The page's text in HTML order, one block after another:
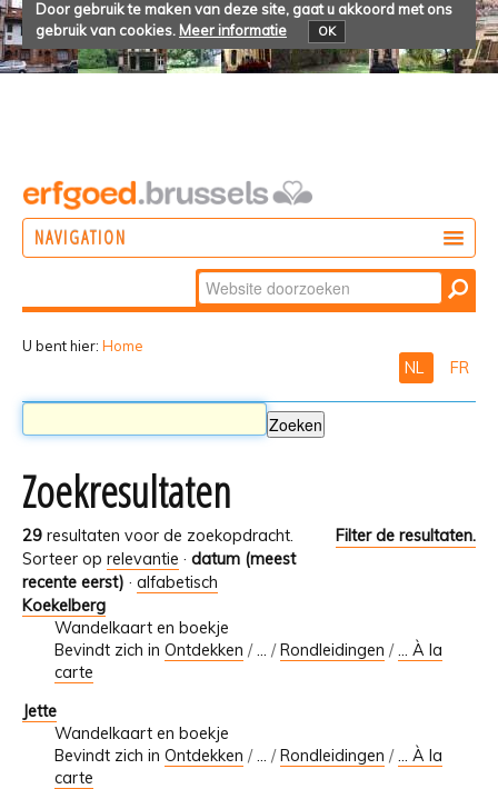
Door gebruik te maken van deze site, gaat u akkoord met ons
gebruik van cookies. Meer informatie OK
NAVIGATION
Zoek
Geavanceerd
U bent hier: Home
NL FR
Zoekresultaten
29 resultaten voor de zoekopdracht.
Filter de resultaten.
Sorteer op relevantie · datum (meest
recente eerst) · alfabetisch
Koekelberg
Wandelkaart en boekje
Bevindt zich in Ontdekken /… /Rondleidingen /... À la
carte
Jette
Wandelkaart en boekje
Bevindt zich in Ontdekken /… /Rondleidingen /... À la
carte